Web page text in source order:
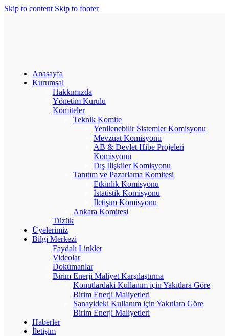
Skip to content Skip to footer
Anasayfa
Kurumsal
Hakkımızda
Yönetim Kurulu
Komiteler
Teknik Komite
Yenilenebilir Sistemler Komisyonu
Mevzuat Komisyonu
AB & Devlet Hibe Projeleri
Komisyonu
Dış İlişkiler Komisyonu
Tanıtım ve Pazarlama Komitesi
Etkinlik Komisyonu
İstatistik Komisyonu
İletişim Komisyonu
Ankara Komitesi
Tüzük
Üyelerimiz
Bilgi Merkezi
Faydalı Linkler
Videolar
Dokümanlar
Birim Enerji Maliyet Karşılaştırma
Konutlardaki Kullanım için Yakıtlara Göre
Birim Enerji Maliyetleri
Sanayideki Kullanım için Yakıtlara Göre
Birim Enerji Maliyetleri
Haberler
İletişim